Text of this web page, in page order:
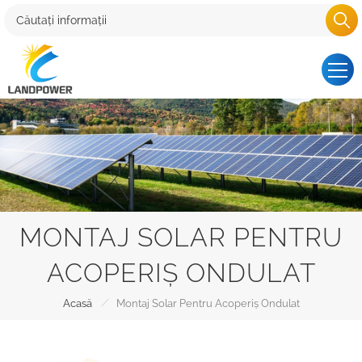
MONTAJ SOLAR PENTRU
ACOPERIȘ ONDULAT
Acasă / Montaj Solar Pentru Acoperiș Ondulat